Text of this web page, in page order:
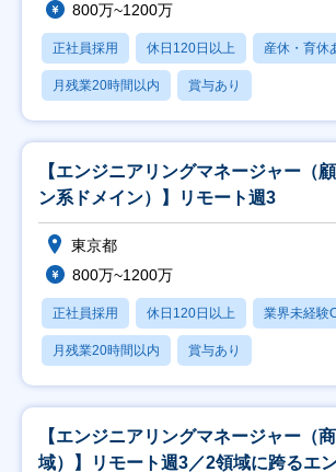
800万~1200万
正社員採用 休日120日以上 産休・育休
月残業20時間以内 賞与あり
【エンジニアリングマネージャー（
ン系ドメイン）】リモート週3
東京都
800万~1200万
正社員採用 休日120日以上 業界未経験
月残業20時間以内 賞与あり
【エンジニアリングマネージャー（
域）】リモート週3／2領域に跨るエ